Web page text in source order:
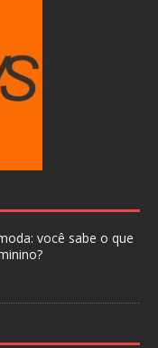
você sabe o que